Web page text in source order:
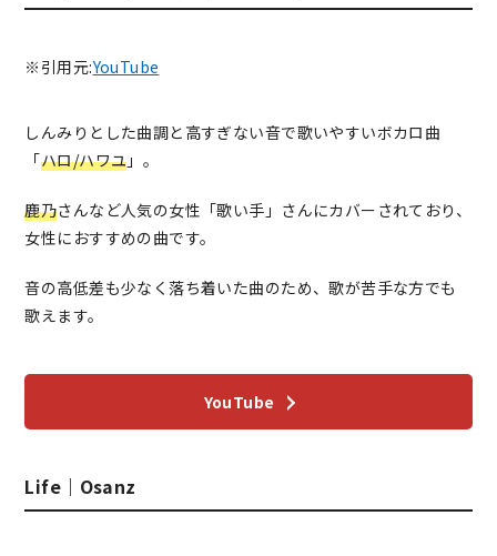
※引用元:YouTube
しんみりとした曲調と高すぎない音で歌いやすいボカロ曲
「ハロ/ハワユ 」。
鹿乃さんなど人気の女性「歌い手」さんにカバーされており、
女性におすすめの曲です。
音の高低差も少なく落ち着いた曲のため、歌が苦手な方でも
歌えます。
YouTube
Life｜Osanz